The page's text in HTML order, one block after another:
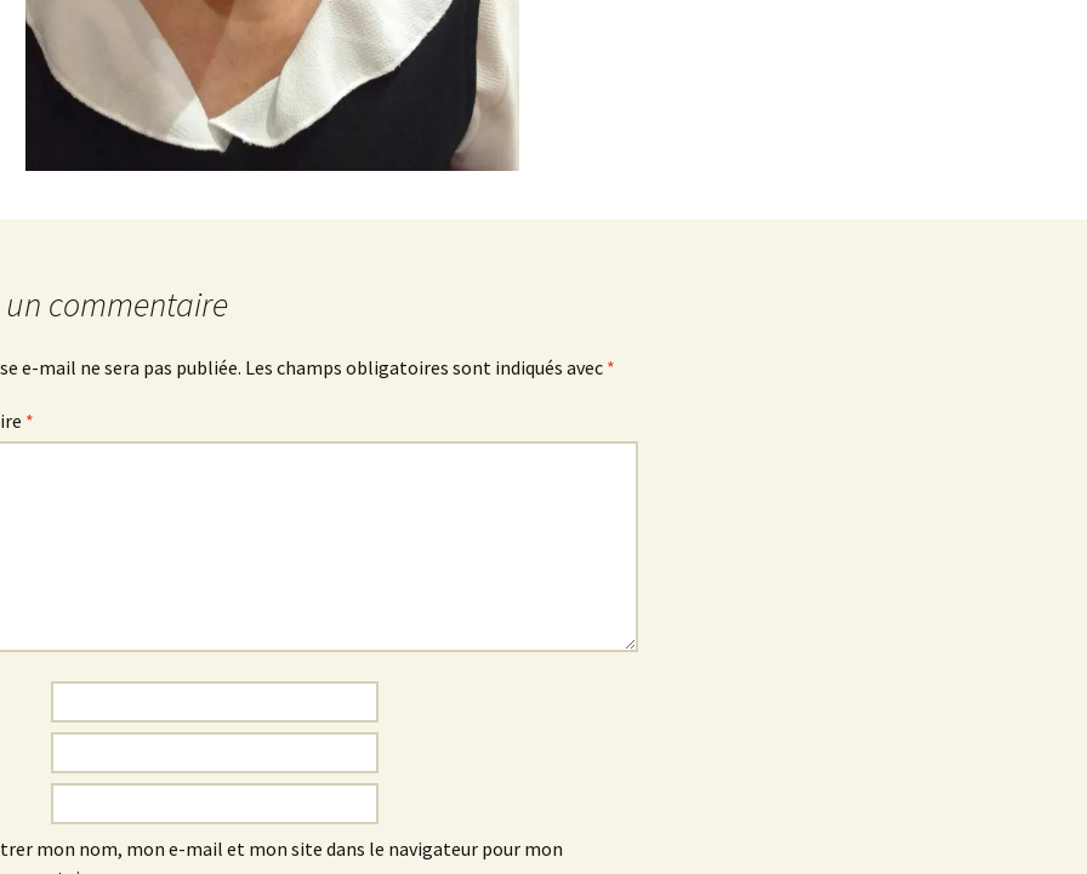
un commentaire
e-mail ne sera pas publiée. Les champs obligatoires sont indiqués avec *
*
mon nom, mon e-mail et mon site dans le navigateur pour mon